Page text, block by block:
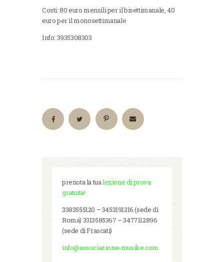
Costi: 80 euro mensili per il bisettimanale, 40
euro per il monosettimanale
Info: 3935308303
prenota la tualezione di prova
gratuita!
3383555120 – 3453191316 (sede di
Roma) 3313585367 – 3477112896
(sede di Frascati)
info@associazione-musike.com